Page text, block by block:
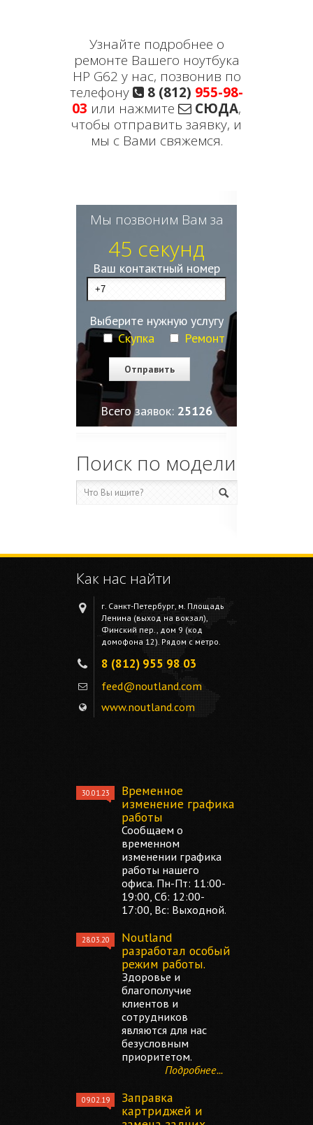
Узнайте подробнее о
ремонте Вашего ноутбука
HP G62 у нас, позвонив по
телефону
8 (812) 955-98-
03 или нажмите СЮДА,
чтобы отправить заявку, и
мы с Вами свяжемся.
Мы позвоним Вам за
45 секунд
Ваш контактный номер
Выберите нужную услугу
Скупка
Ремонт
Всего заявок: 25130
Поиск по модели
Как нас найти
г. Санкт-Петербург, м. Площадь
Ленина (выход на вокзал),
Финский пер., дом 9 (код
домофона 12). Рядом с метро.
8 (812) 955 98 03
feed@noutland.com
www.noutland.com
30.01.23
Временное
изменение графика
работы
Сообщаем о
временном
изменении графика
работы нашего
офиса. Пн-Пт: 11:00-
19:00, Сб: 12:00-
17:00, Вс: Выходной.
28.03.20
Noutland
разработал особый
режим работы.
Здоровье и
благополучие
клиентов и
сотрудников
являются для нас
безусловным
приоритетом.
Подробнее...
09.02.19
Заправка
картриджей и